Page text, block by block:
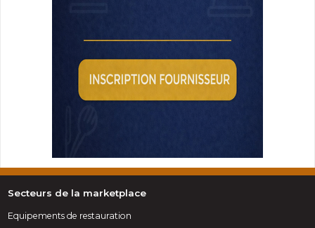
Secteurs de la marketplace
Equipements de restauration